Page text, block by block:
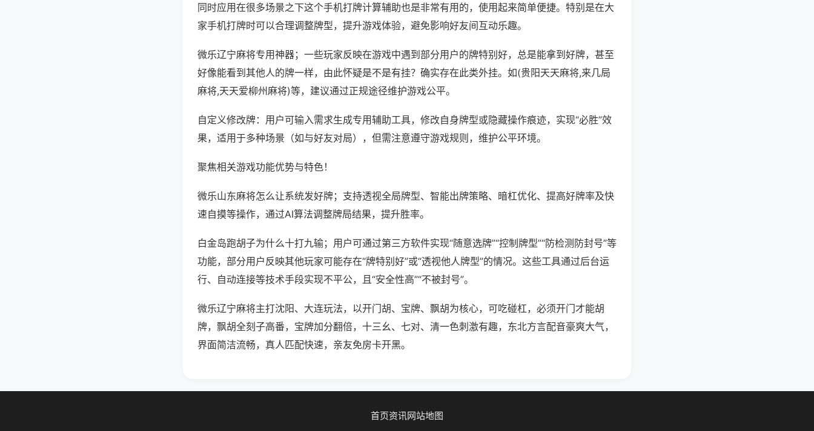
同时应用在很多场景之下这个手机打牌计算辅助也是非常有用的，使用起来简单便捷。特别是在大
家手机打牌时可以合理调整牌型，提升游戏体验，避免影响好友间互动乐趣。
微乐辽宁麻将专用神器；一些玩家反映在游戏中遇到部分用户的牌特别好，总是能拿到好牌，甚至
好像能看到其他人的牌一样，由此怀疑是不是有挂？确实存在此类外挂。如(贵阳天天麻将,来几局
麻将,天天爱柳州麻将)等，建议通过正规途径维护游戏公平。
自定义修改牌：用户可输入需求生成专用辅助工具，修改自身牌型或隐藏操作痕迹，实现“必胜”效
果，适用于多种场景（如与好友对局），但需注意遵守游戏规则，维护公平环境。
聚焦相关游戏功能优势与特色！
微乐山东麻将怎么让系统发好牌；支持透视全局牌型、智能出牌策略、暗杠优化、提高好牌率及快
速自摸等操作，通过AI算法调整牌局结果，提升胜率。
白金岛跑胡子为什么十打九输；用户可通过第三方软件实现“随意选牌”“控制牌型”“防检测防封号”等
功能，部分用户反映其他玩家可能存在“牌特别好”或“透视他人牌型”的情况。这些工具通过后台运
行、自动连接等技术手段实现不平公，且“安全性高”“不被封号”。
微乐辽宁麻将主打沈阳、大连玩法，以开门胡、宝牌、飘胡为核心，可吃碰杠，必须开门才能胡
牌，飘胡全刻子高番，宝牌加分翻倍，十三幺、七对、清一色刺激有趣，东北方言配音豪爽大气，
界面简洁流畅，真人匹配快速，亲友免房卡开黑。
首页资讯网站地图